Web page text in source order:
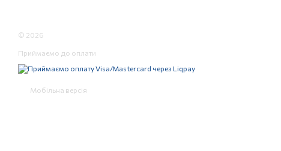
© 2026
Приймаємо до оплати
Мобільна версія